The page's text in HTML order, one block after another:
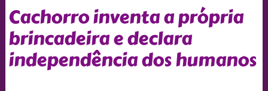
Cachorro inventa a própria
brincadeira e declara
independência dos humanos